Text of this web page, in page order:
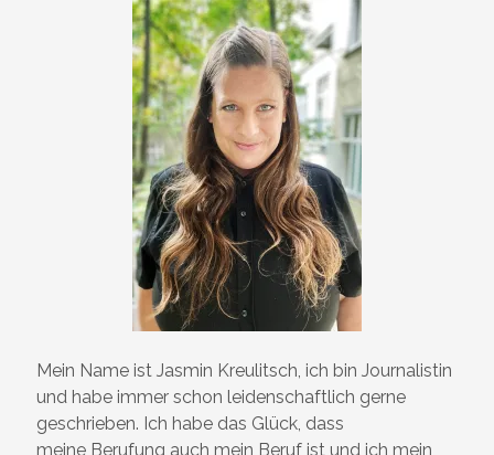
Mein Name ist Jasmin Kreulitsch, ich bin Journalistin
und habe immer schon leidenschaftlich gerne
geschrieben. Ich habe das Glück, dass
meine Berufung auch mein Beruf ist und ich mein